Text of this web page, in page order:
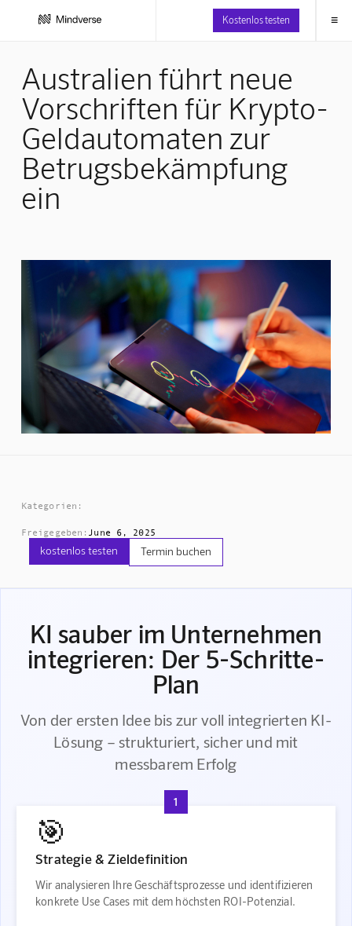
Kostenlos testen ≡
Australien führt neue
Vorschriften für Krypto-
Geldautomaten zur
Betrugsbekämpfung
ein
Kategorien:
Freigegeben: June 6, 2025
kostenlos testen Termin buchen
KI sauber im Unternehmen
integrieren: Der 5-Schritte-
Plan
Von der ersten Idee bis zur voll integrierten KI-
Lösung – strukturiert, sicher und mit
messbarem Erfolg
1
🎯
Strategie & Zieldefinition
Wir analysieren Ihre Geschäftsprozesse und identifizieren
konkrete Use Cases mit dem höchsten ROI-Potenzial.